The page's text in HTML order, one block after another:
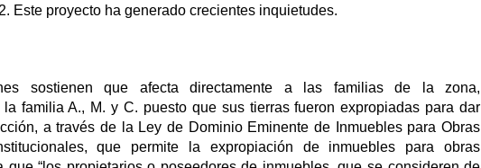
Este proyecto ha generado crecientes inquietudes.
sostienen que afecta directamente a las familias de la zona,
la familia A., M. y C. puesto que sus tierras fueron expropiadas para dar
a través de la Ley de Dominio Eminente de Inmuebles para Obras
que permite la expropiación de inmuebles para obras